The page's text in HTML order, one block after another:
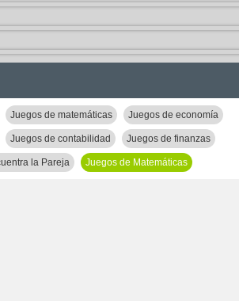
Juegos de matemáticas Juegos de economía
Juegos de contabilidad Juegos de finanzas
la Pareja Juegos de Matemáticas